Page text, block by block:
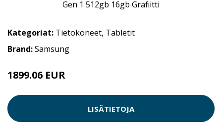
Kategoriat: Tietokoneet, Tabletit
Brand:Samsung
1899.06 EUR
LISÄTIETOJA